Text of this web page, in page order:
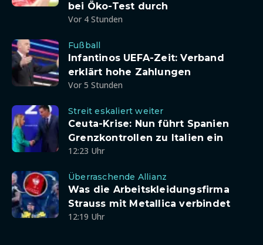
bei Öko-Test durch
Vor 4 Stunden
Fußball
Infantinos UEFA-Zeit: Verband
erklärt hohe Zahlungen
Vor 5 Stunden
Streit eskaliert weiter
Ceuta-Krise: Nun führt Spanien
Grenzkontrollen zu Italien ein
12:23 Uhr
Überraschende Allianz
Was die Arbeitskleidungsfirma
Strauss mit Metallica verbindet
12:19 Uhr